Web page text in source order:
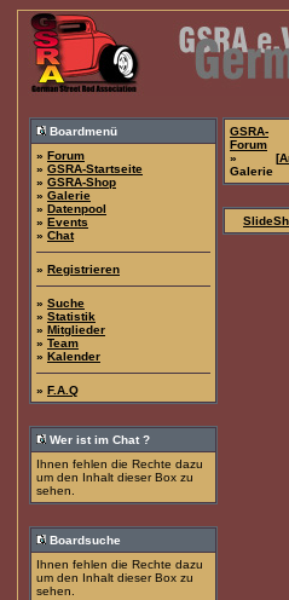
Boardmenü
» Forum
» GSRA-Startseite
» GSRA-Shop
» Galerie
» Datenpool
» Events
» Chat
» Registrieren
» Suche
» Statistik
» Mitglieder
» Team
» Kalender
» F.A.Q
Wer ist im Chat ?
Ihnen fehlen die Rechte dazu
um den Inhalt dieser Box zu
sehen.
Boardsuche
Ihnen fehlen die Rechte dazu
um den Inhalt dieser Box zu
sehen.
GSRA-
Forum
»
Galerie
[